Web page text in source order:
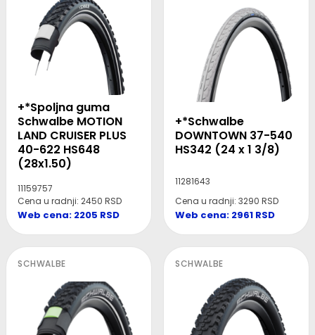
+*Spoljna guma
Schwalbe MOTION
LAND CRUISER PLUS
40-622 HS648
(28x1.50)
11159757
Cena u radnji: 2450 RSD
Web cena: 2205 RSD
+*Schwalbe
DOWNTOWN 37-540
HS342 (24 x 1 3/8)
11281643
Cena u radnji: 3290 RSD
Web cena: 2961 RSD
SCHWALBE SCHWALBE